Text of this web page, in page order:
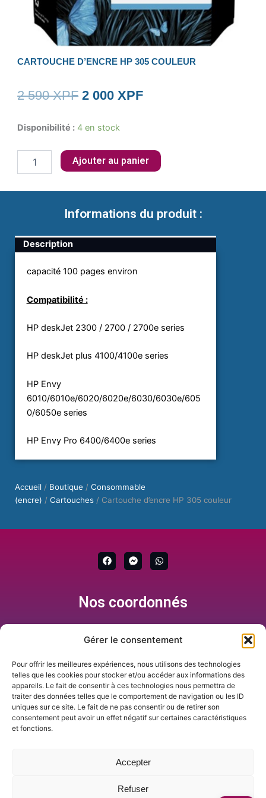
Gérer le consentement
Pour offrir les meilleures expériences, nous utilisons des technologies
telles que les cookies pour stocker et/ou accéder aux informations des
appareils. Le fait de consentir à ces technologies nous permettra de
traiter des données telles que le comportement de navigation ou les ID
uniques sur ce site. Le fait de ne pas consentir ou de retirer son
consentement peut avoir un effet négatif sur certaines caractéristiques
et fonctions.
Accepter
Refuser
CARTOUCHE D’ENCRE HP 305 COULEUR
2 590XPF Le
était :
2 000 XPFLe
est :
Disponibilité : 4 en stock
quantité
Cartouche
d'encre
HP
Ajouter au panier
Informations du produit :
Description
capacité 100 pages environ
Compatibilité :
HP deskJet 2300 / 2700 / 2700e series
HP deskJet plus 4100/4100e series
HP Envy
6010/6010e/6020/6020e/6030/6030e/605
0/6050e series
HP Envy Pro 6400/6400e series
Accueil/ Boutique / Consommable
(encre) / Cartouches/ Cartouche d’encre HP 305 couleur
Livraisons et envois FRET aérien et maritime
Nos coordonnés
Formulaire de contact
infos@tahitiservicesinformatique.com
Passage Cardella, Rue Titiavai, Papeete
F
a
c
o
o
F
a
c
o
o
-
m
e
s
e
n
g
e
r
W
h
a
a
p